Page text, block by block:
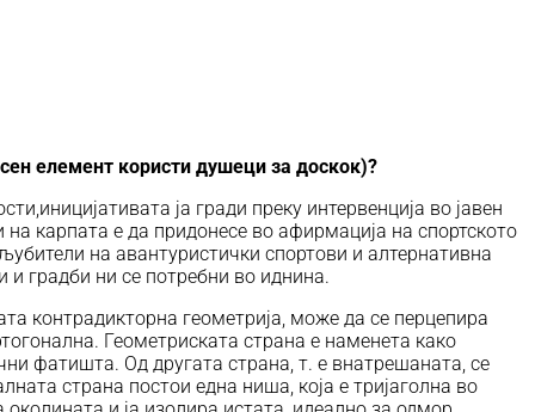
елемент користи душеци за доскок)?
ја гради преку интервенција во јавен
карпата е да придонесе во афирмација на спортското
на авантуристички спортови и алтернативна
и градби ни се потребни во иднина.
контрадикторна геометрија, може да се перцепира
Геометриската страна е наменета како
фатишта. Од другата страна, т. е внатрешаната, се
страна постои една ниша, која е тријаголна во